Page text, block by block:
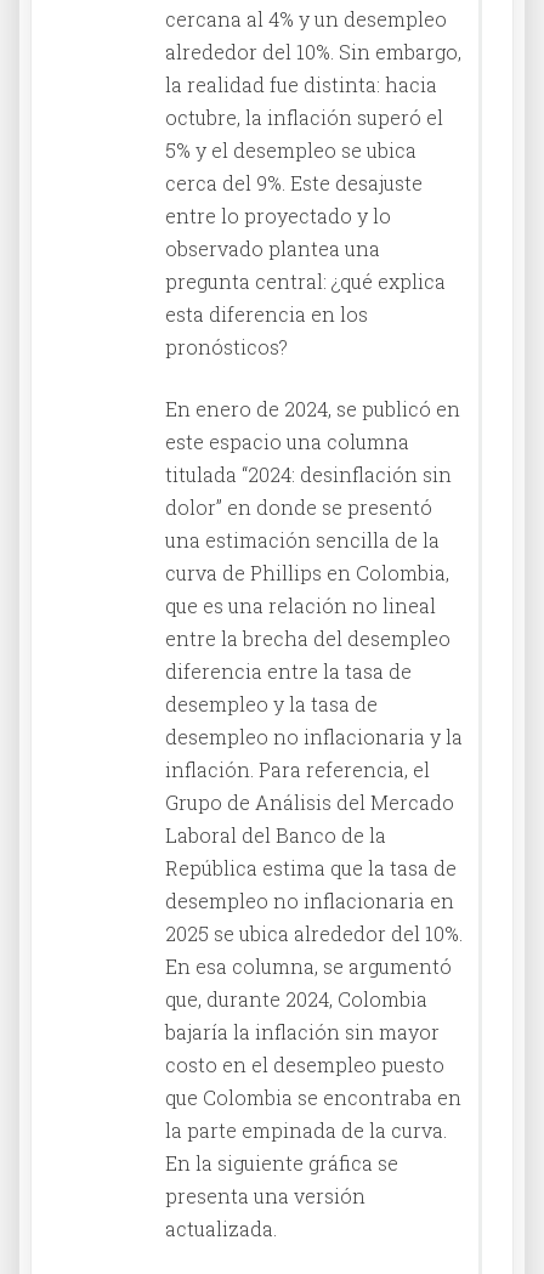
cercana al 4% y un desempleo
alrededor del 10%. Sin embargo,
la realidad fue distinta: hacia
octubre, la inflación superó el
5% y el desempleo se ubica
cerca del 9%. Este desajuste
entre lo proyectado y lo
observado plantea una
pregunta central: ¿qué explica
esta diferencia en los
pronósticos?
En enero de 2024, se publicó en
este espacio una columna
titulada “2024: desinflación sin
dolor” en donde se presentó
una estimación sencilla de la
curva de Phillips en Colombia,
que es una relación no lineal
entre la brecha del desempleo
diferencia entre la tasa de
desempleo y la tasa de
desempleo no inflacionaria y la
inflación. Para referencia, el
Grupo de Análisis del Mercado
Laboral del Banco de la
República estima que la tasa de
desempleo no inflacionaria en
2025 se ubica alrededor del 10%.
En esa columna, se argumentó
que, durante 2024, Colombia
bajaría la inflación sin mayor
costo en el desempleo puesto
que Colombia se encontraba en
la parte empinada de la curva.
En la siguiente gráfica se
presenta una versión
actualizada.